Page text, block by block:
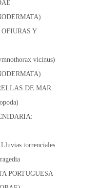
Y
vicinus)
DE MAR.
Lluvias torrenciales
PORTUGUESA